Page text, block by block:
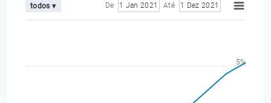
todos ▾ De 1 Jan 2021 Até 1 Dez 2021
5%